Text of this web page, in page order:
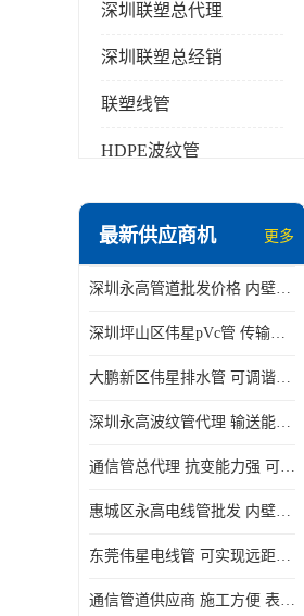
深圳联塑总代理
深圳联塑总经销
联塑线管
HDPE波纹管
最新供应商机 更多
深圳永高管道批发价格 内壁光滑 抗震性能好
深圳坪山区伟星pVc管 传输损耗小 频率稳定性好
大鹏新区伟星排水管 可调谐性好 大功率 效率高
深圳永高波纹管代理 输送能力强 可以承受高温
通信管总代理 抗变能力强 可耐强震 扭曲
惠城区永高电线管批发 内壁光滑 抗震性能好
东莞伟星电线管 可实现远距离通信 频率稳定性好
通信管道供应商 施工方便 表面电阻系数大